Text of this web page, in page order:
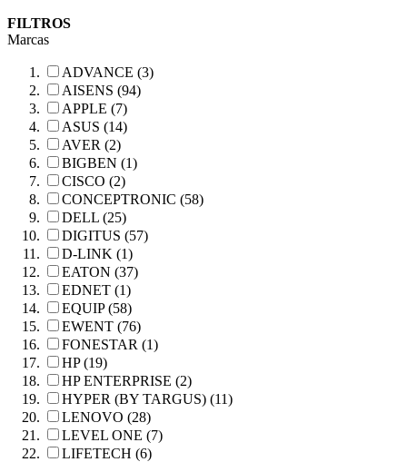
FILTROS
Marcas
ADVANCE (3)
AISENS (94)
APPLE (7)
ASUS (14)
AVER (2)
BIGBEN (1)
CISCO (2)
CONCEPTRONIC (58)
DELL (25)
DIGITUS (57)
D-LINK (1)
EATON (37)
EDNET (1)
EQUIP (58)
EWENT (76)
FONESTAR (1)
HP (19)
HP ENTERPRISE (2)
HYPER (BY TARGUS) (11)
LENOVO (28)
LEVEL ONE (7)
LIFETECH (6)